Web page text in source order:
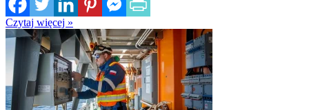
Czytaj więcej »